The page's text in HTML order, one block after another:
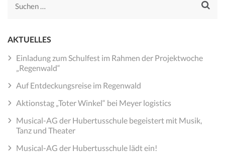
Suchen
AKTUELLES
Einladung zum Schulfest im Rahmen der Projektwoche
„Regenwald“
Auf Entdeckungsreise im Regenwald
Aktionstag „Toter Winkel“ bei Meyer logistics
Musical-AG der Hubertusschule begeistert mit Musik,
Tanz und Theater
Musical-AG der Hubertusschule lädt ein!